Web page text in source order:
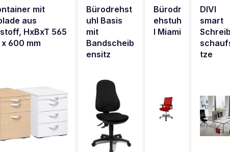
mit
aus
HxBxT 565
600 mm
Bürodrehst
uhl Basis
mit
Bandscheib
ensitz
Bürodr
ehstuh
l Miami
DIVI
smart
tze